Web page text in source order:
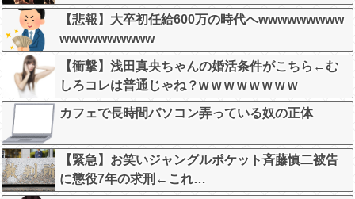
【悲報】大卒初任給600万の時代へwwwwwwwww
wwwwwwwwww
【衝撃】浅田真央ちゃんの婚活条件がこちら←む
しろコレは普通じゃね？w w w w w w w w
カフェで長時間パソコン弄っている奴の正体
【緊急】お笑いジャングルポケット斉藤慎二被告
に懲役7年の求刑←これ…